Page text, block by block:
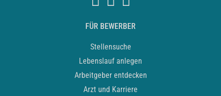
FÜR BEWERBER
Stellensuche
Lebenslauf anlegen
Arbeitgeber entdecken
Arzt und Karriere